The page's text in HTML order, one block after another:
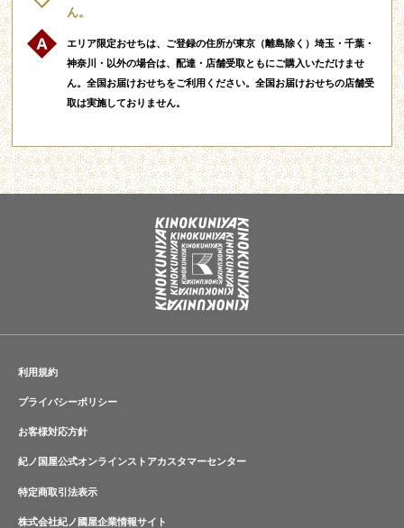
ん。
エリア限定おせちは、ご登録の住所が東京（離島除く）埼玉・千葉・
神奈川・以外の場合は、配達・店舗受取ともにご購入いただけませ
ん。全国お届けおせちをご利用ください。全国お届けおせちの店舗受
取は実施しておりません。
利用規約
プライバシーポリシー
お客様対応方針
紀ノ国屋公式オンラインストアカスタマーセンター
特定商取引法表示
株式会社紀ノ國屋企業情報サイト